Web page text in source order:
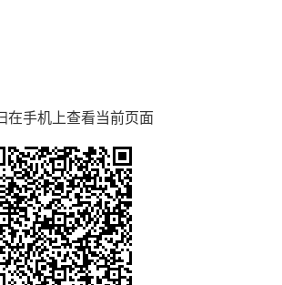
在手机上查看当前页面